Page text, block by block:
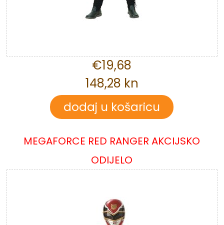
€19,68
148,28 kn
MEGAFORCE RED RANGER AKCIJSKO
ODIJELO